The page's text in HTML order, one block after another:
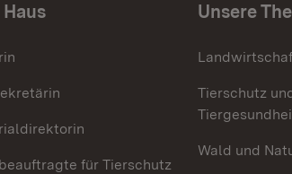
für Tierschutz
Unsere
Tierschutz
Wald und